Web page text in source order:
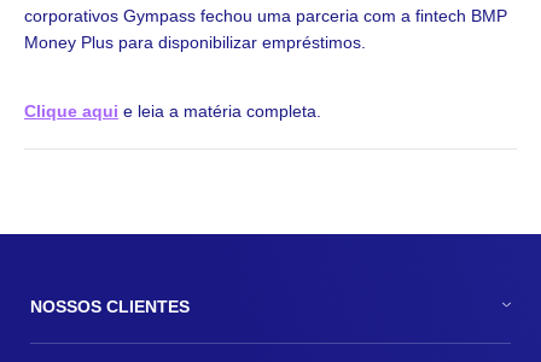
corporativos Gympass fechou uma parceria com a fintech BMP
Money Plus para disponibilizar empréstimos.
Clique aqui e leia a matéria completa.
NOSSOS CLIENTES